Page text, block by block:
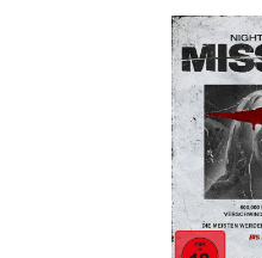
Bildergalerie überspringen